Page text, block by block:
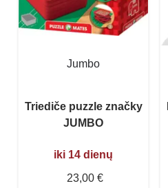
Jumbo
Triediče puzzle značky
JUMBO
iki 14 dienų
23,00 €